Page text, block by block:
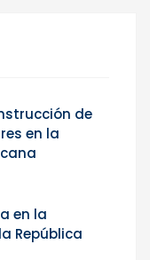
de
en la
en la
República